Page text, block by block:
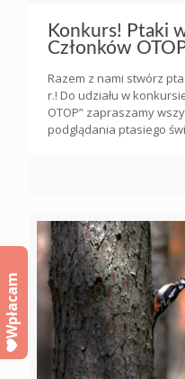
Konkurs! Ptaki
Członków
Razem z nami stwórz
r.! Do udziału w
OTOP” zapraszamy
podglądania ptasiego
Wpłacam